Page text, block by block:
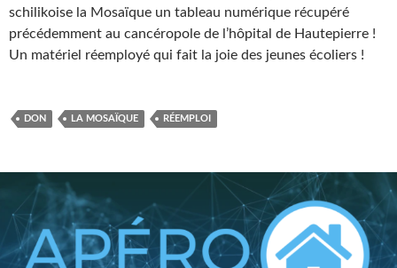
schilikoise la Mosaïque un tableau numérique récupéré
précédemment au cancéropole de l’hôpital de Hautepierre !
Un matériel réemployé qui fait la joie des jeunes écoliers !
DON LA MOSAÏQUE RÉEMPLOI